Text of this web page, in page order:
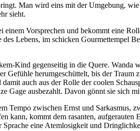
Man wird eins mit der Umgebung,
sieht.
Vorsprechen und bekommt eine
Lebens, im schicken Gourmettempel
Kind gegenseitig in die Quere. Wanda
Gefühle herumgeschüttelt, bis der
auch aus der Rolle der coolen
Gage ausbezahlt. Davon gönnt sie sich
Tempo zwischen Ernst und
kann, kommt dem rasanten,
eine Atemlosigkeit und